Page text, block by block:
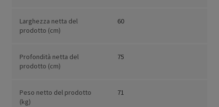
Larghezza netta del
prodotto (cm)
60
Profondità netta del
prodotto (cm)
75
Peso netto del prodotto
(kg)
71